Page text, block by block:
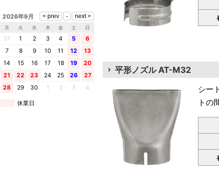
平形ノズル AT-M32
シー
トの
2026年9月
月 火 水 木 金 土 日
31 1 2 3 4 5
6
7
8 9 10 11 12
13
14
15 16 17 18 19
20
21
22 23 24 25 26
27
28
29 30 1 2 3 4
休業日